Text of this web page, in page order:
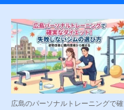
広島のパーソナルトレーニングで確